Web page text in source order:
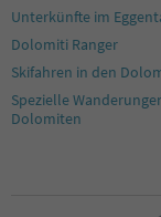
51
52
53
54
55
Unterkünfte im
Dolomiti Ranger
Skifahren in den
Spezielle
Dolomiten